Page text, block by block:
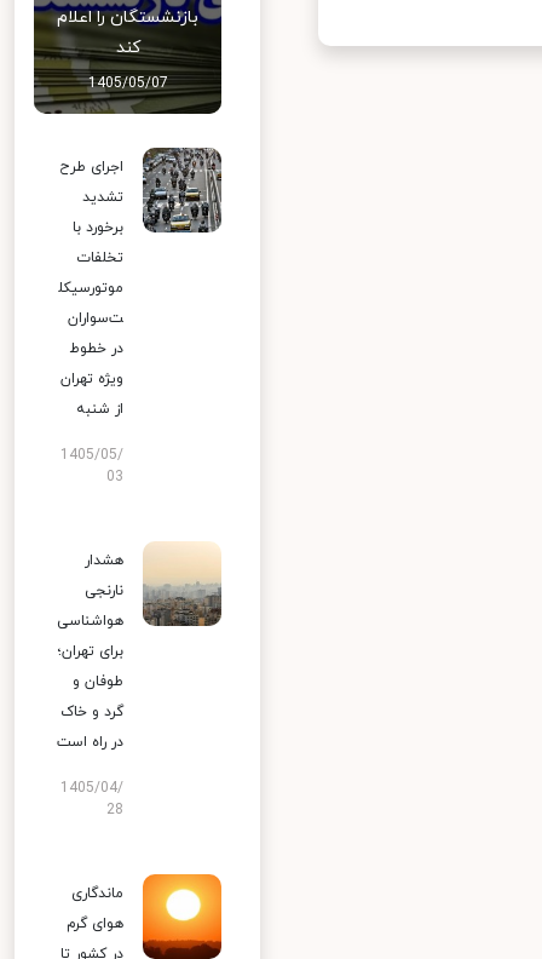
بازنشستگان را اعلام
کند
1405/05/07
اجرای طرح
تشدید
برخورد با
تخلفات
موتورسیکل
ت‌سواران
در خطوط
ویژه تهران
از شنبه
1405/05/
03
هشدار
نارنجی
هواشناسی
برای تهران؛
طوفان و
گرد و خاک
در راه است
1405/04/
28
ماندگاری
هوای گرم
در کشور تا